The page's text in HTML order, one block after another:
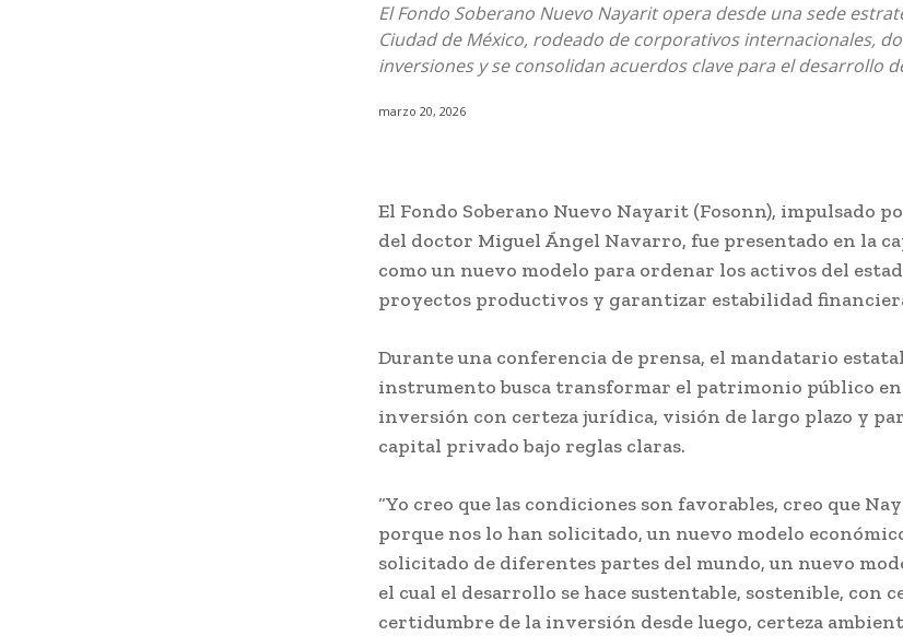
El Fondo Soberano Nuevo Nayarit opera desde una sede
Ciudad de México, rodeado de corporativos internacionales,
inversiones y se consolidan acuerdos clave para el desarrollo
marzo 20, 2026
El Fondo Soberano Nuevo Nayarit (Fosonn), impulsado
del doctor Miguel Ángel Navarro, fue presentado en la
como un nuevo modelo para ordenar los activos del
proyectos productivos y garantizar estabilidad
Durante una conferencia de prensa, el mandatario
instrumento busca transformar el patrimonio público
inversión con certeza jurídica, visión de largo plazo y
capital privado bajo reglas claras.
“Yo creo que las condiciones son favorables, creo que
porque nos lo han solicitado, un nuevo modelo
solicitado de diferentes partes del mundo, un nuevo
el cual el desarrollo se hace sustentable, sostenible, con
certidumbre de la inversión desde luego, certeza